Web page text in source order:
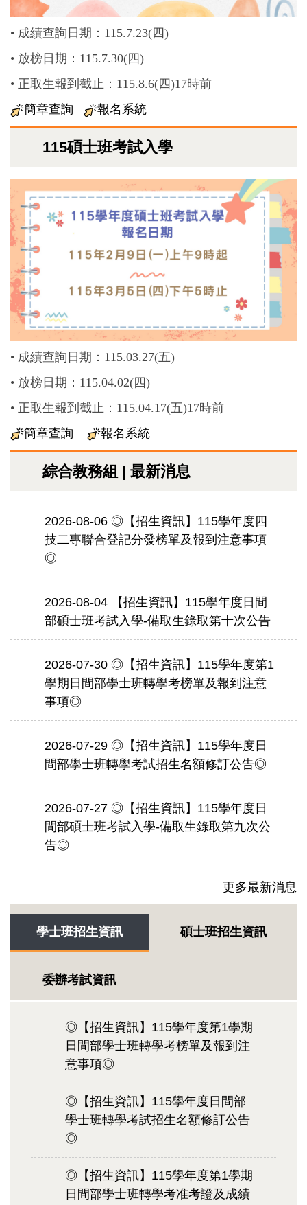
• 成績查詢日期：115.7.23(四)
• 放榜日期：115.7.30(四)
• 正取生報到截止：115.8.6(四)17時前
簡章查詢
報名系統
115碩士班考試入學
• 成績查詢日期：115.03.27(五)
• 放榜日期：115.04.02(四)
• 正取生報到截止：115.04.17(五)17時前
簡章查詢
報名系統
綜合教務組 | 最新消息
2026-08-06 ◎【招生資訊】115學年度四
技二專聯合登記分發榜單及報到注意事項
◎
2026-08-04
【招生資訊】115學年度日間
部碩士班考試入學-備取生錄取第十次公告
2026-07-30 ◎【招生資訊】115學年度第1
學期日間部學士班轉學考榜單及報到注意
事項◎
2026-07-29 ◎【招⽣資訊】115學年度日
間部學士班轉學考試招⽣名額修訂公告◎
2026-07-27 ◎【招生資訊】115學年度日
間部碩士班考試入學-備取生錄取第九次公
告◎
更多最新消息
學士班招生資訊 碩士班招生資訊
委辦考試資訊
◎【招生資訊】115學年度第1學期
日間部學士班轉學考榜單及報到注
意事項◎
◎【招⽣資訊】115學年度日間部
學士班轉學考試招⽣名額修訂公告
◎
◎【招生資訊】115學年度第1學期
日間部學士班轉學考准考證及成績